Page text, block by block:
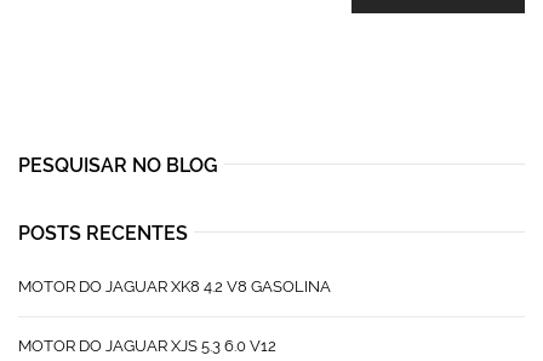
PESQUISAR NO BLOG
POSTS RECENTES
MOTOR DO JAGUAR XK8 4.2 V8 GASOLINA
MOTOR DO JAGUAR XJS 5.3 6.0 V12